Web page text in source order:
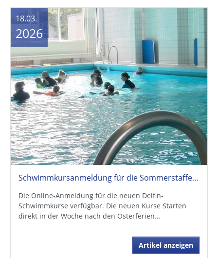
Schwimmkursanmeldung für die Sommerstaffel online!
Die Online-Anmeldung für die neuen Delfin-
Schwimmkurse verfügbar. Die neuen Kurse Starten
direkt in der Woche nach den Osterferien…
Artikel anzeigen
18.03.
2026